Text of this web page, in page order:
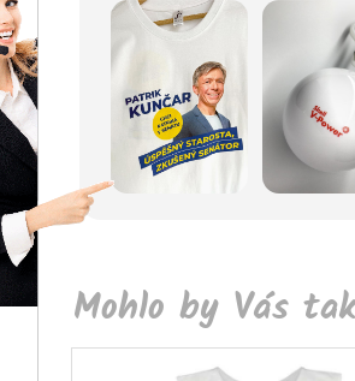
Mohlo by Vás